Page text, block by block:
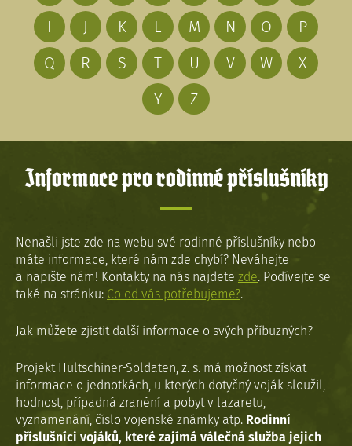
I
J K L M N O
P
Q
R S T U V W
X
Y
Z
Informace pro rodinné příslušníky
Nenašli jste zde na webu své rodinné příslušníky nebo
máte informace, které nám zde chybí? Neváhejte
a napište nám! Kontakty na nás najdete zde. Podívejte se
také na stránku: Co od vás potřebujeme?.
Jak můžete zjistit další informace o svých příbuzných?
Projekt Hultschiner-Soldaten, z. s. má možnost získat
informace o jednotkách, u kterých dotyčný voják sloužil,
hodnost, případná zranění a pobyt v lazaretu,
vyznamenání, číslo vojenské známky atp. Rodinní
příslušníci vojáků, které zajímá válečná služba jejich